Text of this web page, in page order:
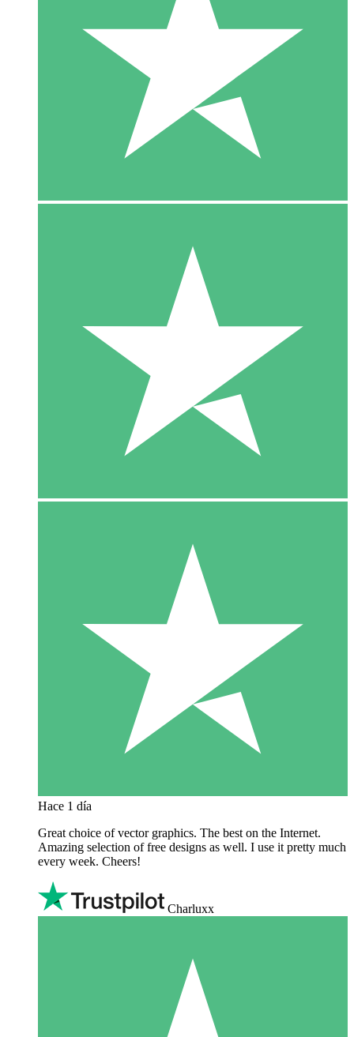
Hace 1 día
Great choice of vector graphics. The best on the Internet.
Amazing selection of free designs as well. I use it pretty much
every week. Cheers!
Charluxx